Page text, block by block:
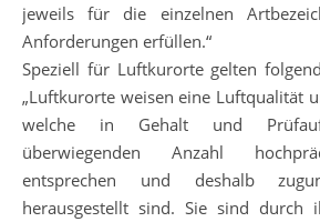
jeweils für die einzelnen
Anforderungen erfüllen.“
Speziell für Luftkurorte gelten
„Luftkurorte weisen eine Luftqualität
welche in Gehalt und
überwiegenden Anzahl
entsprechen und deshalb
herausgestellt sind. Sie sind durch